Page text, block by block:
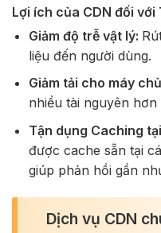
Lợi ích của CDN đối với
Giảm độ trễ vật lý:
liệu đến người dùng.
Giảm tải cho máy
nhiều tài nguyên
Tận dụng Caching
được cache sẵn tại
giúp phản hồi gần
Dịch vụ CDN